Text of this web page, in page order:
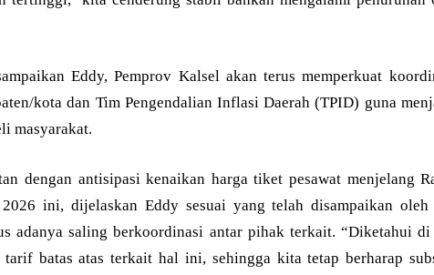
Eddy, Pemprov Kalsel akan terus memperkuat
kota dan Tim Pengendalian Inflasi Daerah (TPID) guna
masyarakat.
dengan antisipasi kenaikan harga tiket pesawat menjelang
ini, dijelaskan Eddy sesuai yang telah disampaikan oleh
adanya saling berkoordinasi antar pihak terkait. “Diketahui di
tarif batas atas terkait hal ini, sehingga kita tetap berharap